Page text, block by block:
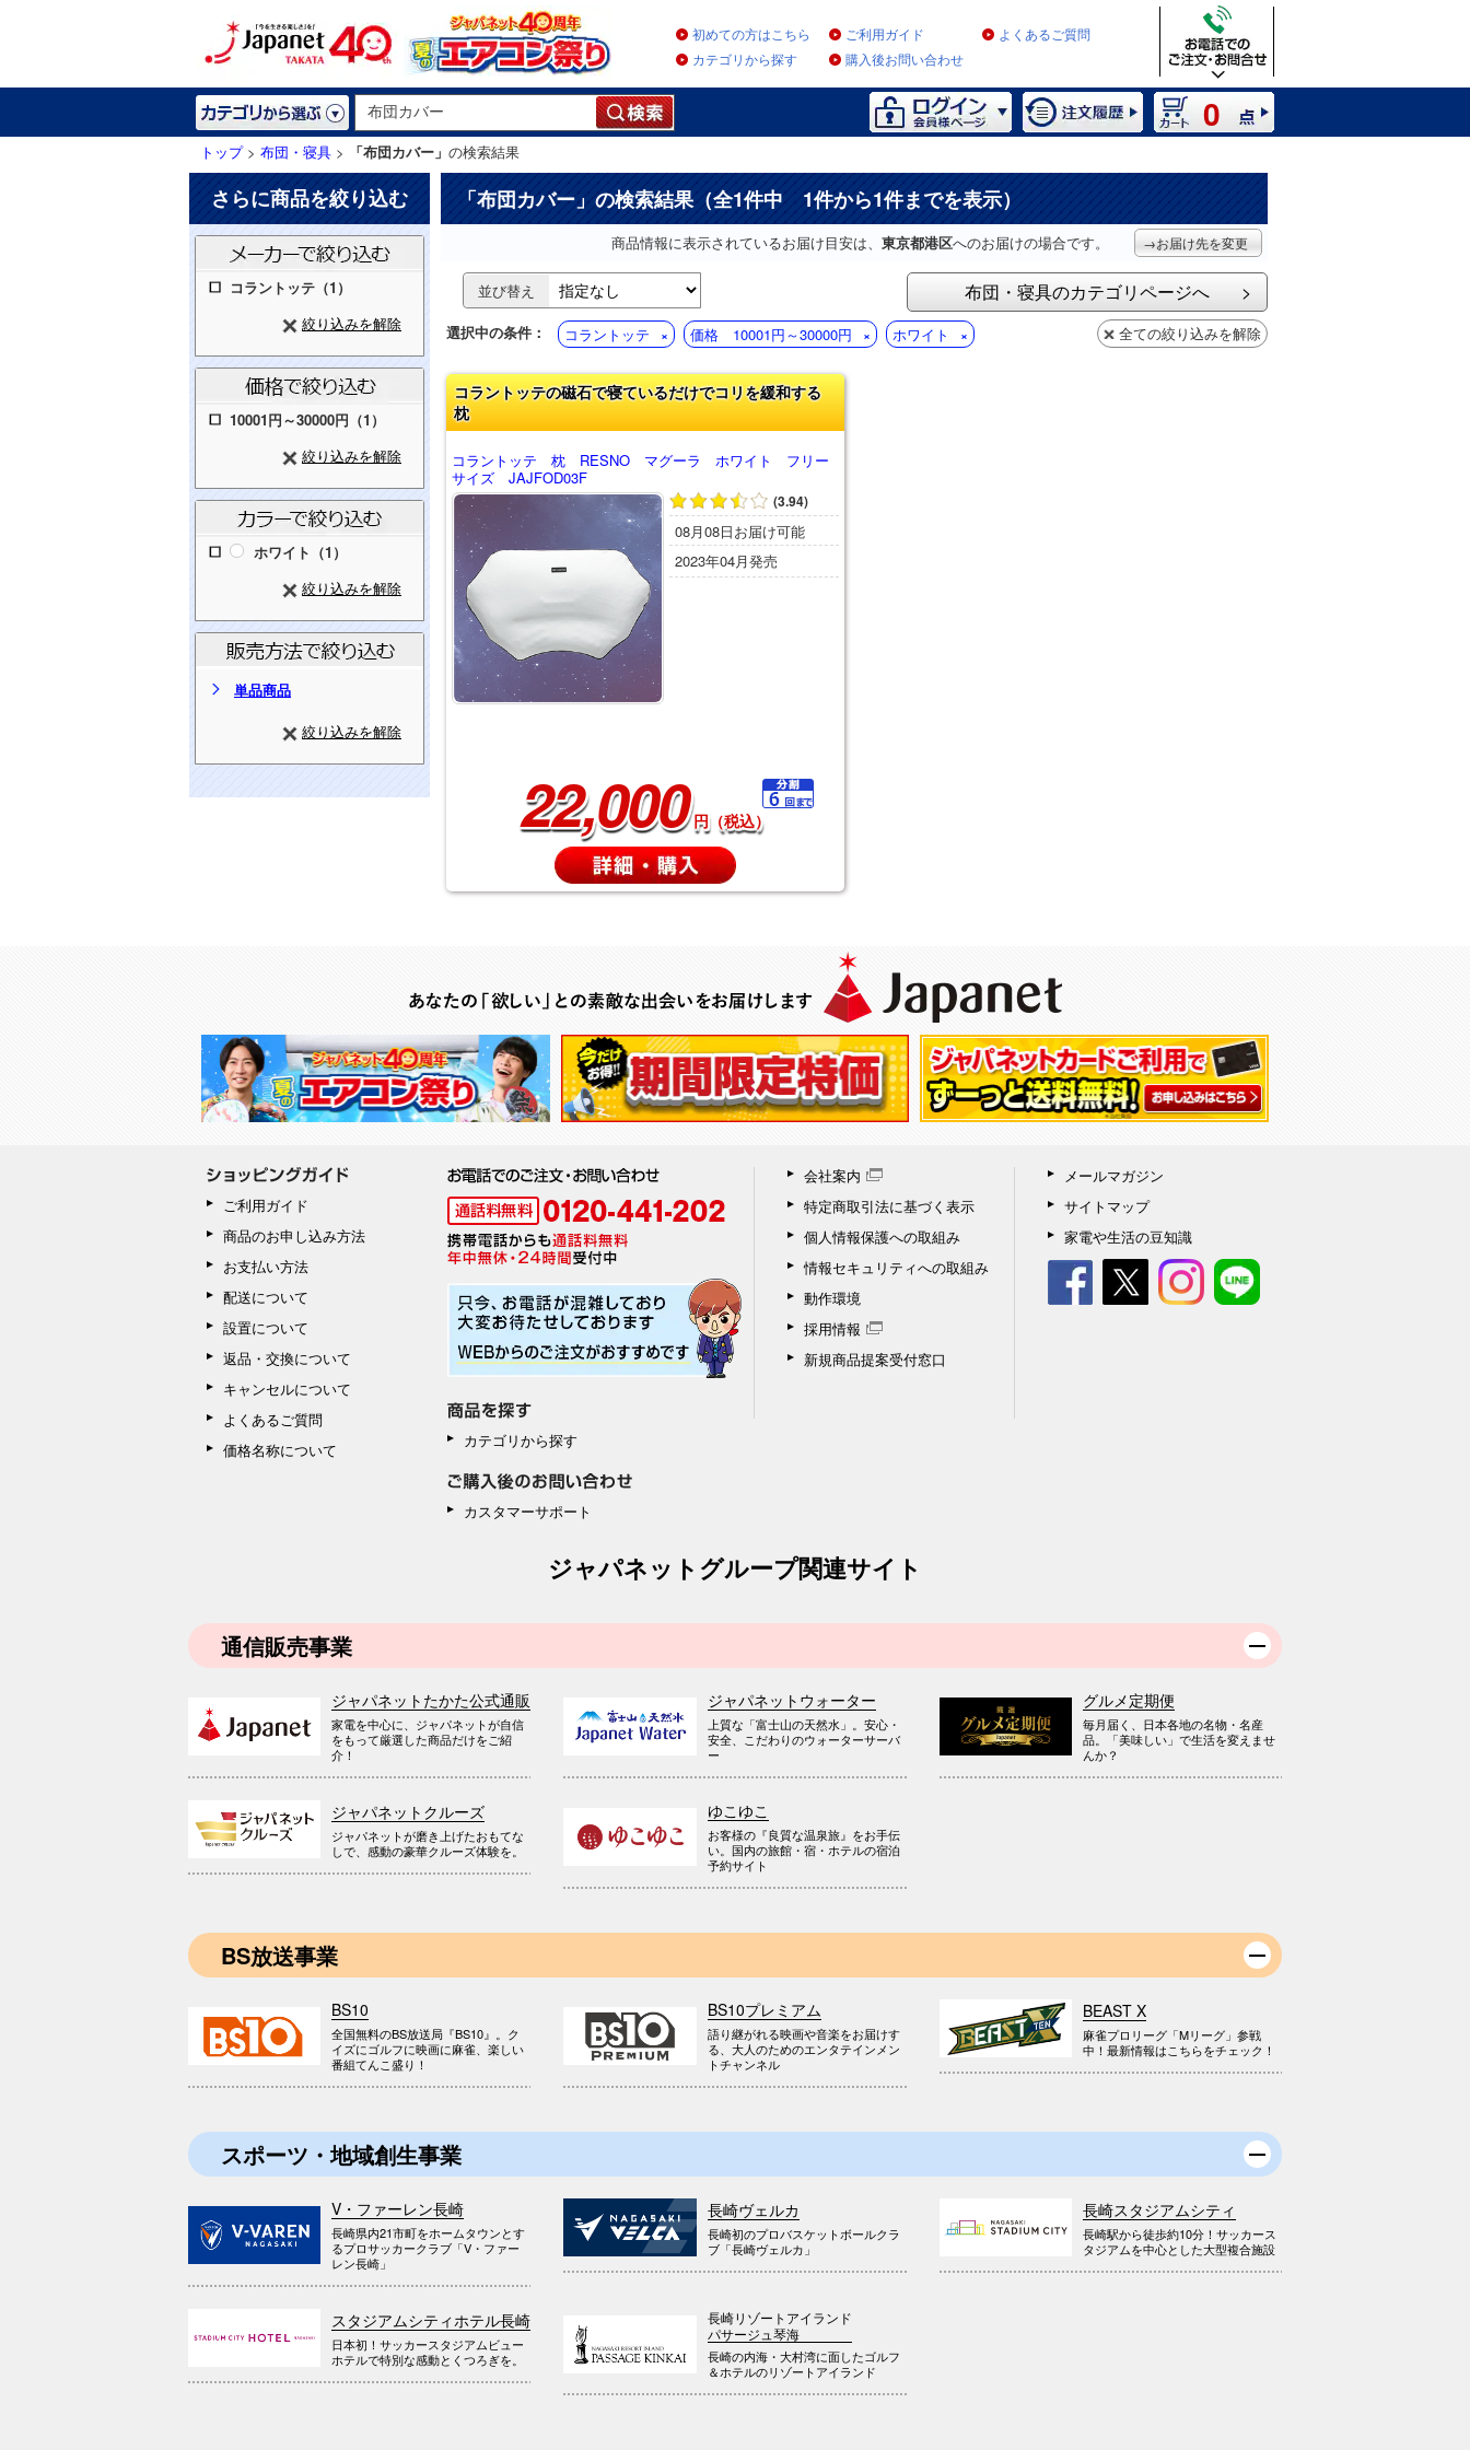
初めての方はこちら ご利用ガイド
よくあるご質問
カテゴリから探す
購入後お問い合わせ
0
トップ> 布団・寝具 > 「布団カバー」 の検索結果
さらに商品を絞り込む
コラントッテ（1）
絞り込みを解除
10001円～30000円（1）
絞り込みを解除
ホワイト（1）
絞り込みを解除
単品商品
絞り込みを解除
「布団カバー 」の検索結果（全1件中 1件から1件までを表示）
商品情報に表示されているお届け目安は、 東京都港区へのお届けの場合です。 →お届け先を変更
並び替え 布団・寝具のカテゴリページへ
選択中の条件： コラントッテ 価格 10001円～30000円 ホワイト 全ての絞り込みを解除
コラントッテの磁石で寝ているだけでコリを緩和する
枕
コラントッテ 枕 RESNO マグーラ ホワイト フリー
サイズ JAJFOD03F
(3.94)
08月08日お届け可能
2023年04月発売
22,000 円（税込）
ご利用ガイド
商品のお申し込み方法
お支払い方法
配送について
設置について
返品・交換について
キャンセルについて
よくあるご質問
価格名称について
カテゴリから探す
カスタマーサポート
会社案内
特定商取引法に基づく表示
個人情報保護への取組み
情報セキュリティへの取組み
動作環境
採用情報
新規商品提案受付窓口
メールマガジン
サイトマップ
家電や生活の豆知識
ジャパネットグループ関連サイト
通信販売事業
ジャパネットたかた公式通販
家電を中心に、ジャパネットが自信
をもって厳選した商品だけをご紹
介！
ジャパネットウォーター
上質な「富士山の天然水」。安心・
安全、こだわりのウォーターサーバ
ー
グルメ定期便
毎月届く、日本各地の名物・名産
品。「美味しい」で生活を変えませ
んか？
ジャパネットクルーズ
ジャパネットが磨き上げたおもてな
しで、感動の豪華クルーズ体験を。
ゆこゆこ
お客様の『良質な温泉旅』をお手伝
い。国内の旅館・宿・ホテルの宿泊
予約サイト
BS放送事業
BS10
全国無料のBS放送局『BS10』。ク
イズにゴルフに映画に麻雀、楽しい
番組てんこ盛り！
BS10プレミアム
語り継がれる映画や音楽をお届けす
る、大人のためのエンタテインメン
トチャンネル
BEAST X
麻雀プロリーグ「Mリーグ」参戦
中！最新情報はこちらをチェック！
スポーツ・地域創生事業
V・ファーレン長崎
長崎県内21市町をホームタウンとす
るプロサッカークラブ「V・ファー
レン長崎」
長崎ヴェルカ
長崎初のプロバスケットボールクラ
ブ「長崎ヴェルカ」
長崎スタジアムシティ
長崎駅から徒歩約10分！サッカース
タジアムを中心とした大型複合施設
スタジアムシティホテル長崎
日本初！サッカースタジアムビュー
ホテルで特別な感動とくつろぎを。
長崎リゾートアイランド
パサージュ琴海
長崎の内海・大村湾に面したゴルフ
＆ホテルのリゾートアイランド